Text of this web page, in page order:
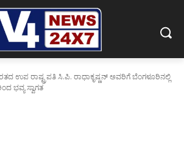
ಉಪ ರಾಷ್ಟ್ರಪತಿ ಸಿ.ಪಿ. ರಾಧಾಕೃಷ್ಣನ್ ಅವರಿಗೆ ಬೆಂಗಳೂರಿನಲ್ಲಿ
ಭವ್ಯ ಸ್ವಾಗತ